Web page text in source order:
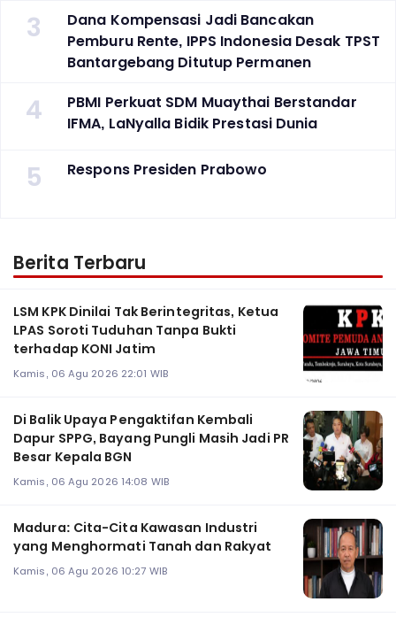
3
Dana Kompensasi Jadi Bancakan
Pemburu Rente, IPPS Indonesia Desak TPST
Bantargebang Ditutup Permanen
4
PBMI Perkuat SDM Muaythai Berstandar
IFMA, LaNyalla Bidik Prestasi Dunia
5 Respons Presiden Prabowo
Berita Terbaru
LSM KPK Dinilai Tak Berintegritas, Ketua
LPAS Soroti Tuduhan Tanpa Bukti
terhadap KONI Jatim
Kamis, 06 Agu 2026 22:01 WIB
Di Balik Upaya Pengaktifan Kembali
Dapur SPPG, Bayang Pungli Masih Jadi PR
Besar Kepala BGN
Kamis, 06 Agu 2026 14:08 WIB
Madura: Cita-Cita Kawasan Industri
yang Menghormati Tanah dan Rakyat
Kamis, 06 Agu 2026 10:27 WIB